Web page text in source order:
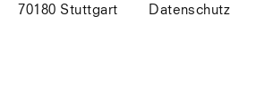
Zürich
70180 Stuttgart
Datenschutz